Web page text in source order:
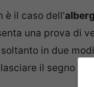
è il caso dell’
una prova di
in due
il segno e